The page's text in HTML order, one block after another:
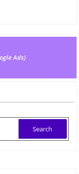
Ads)